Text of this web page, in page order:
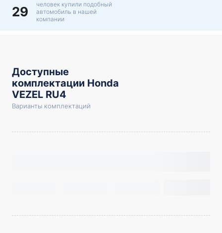
29
человек купили подобный
автомобиль в нашей
компании
Доступные
комплектации Honda
VEZEL RU4
Варианты комплектаций